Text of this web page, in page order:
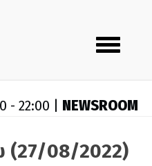
Toggle
navigation
- 22:00 | NEWSROOM
(27/08/2022)